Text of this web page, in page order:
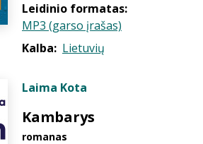
Leidinio formatas:
MP3 (garso įrašas)
Kalba: Lietuvių
Laima Kota
Kambarys
romanas